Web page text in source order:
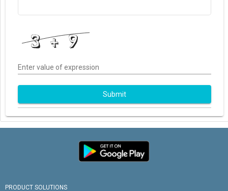
Enter value of expression
Submit
PRODUCT SOLUTIONS